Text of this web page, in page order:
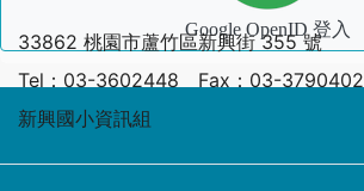
Google OpenID 登入
33862 桃園市蘆竹區新興街 355 號
Tel：03-3602448 Fax：03-3790402
新興國小資訊組